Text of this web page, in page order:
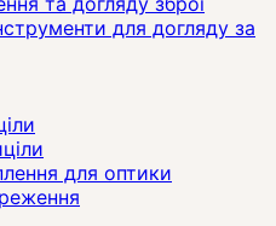
для догляду за
для оптики